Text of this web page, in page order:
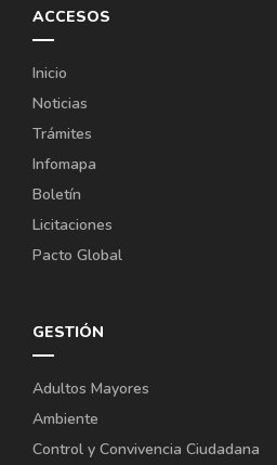
ACCESOS
Inicio
Noticias
Trámites
Infomapa
Boletín
Licitaciones
Pacto Global
GESTIÓN
Adultos Mayores
Ambiente
Control y Convivencia Ciudadana